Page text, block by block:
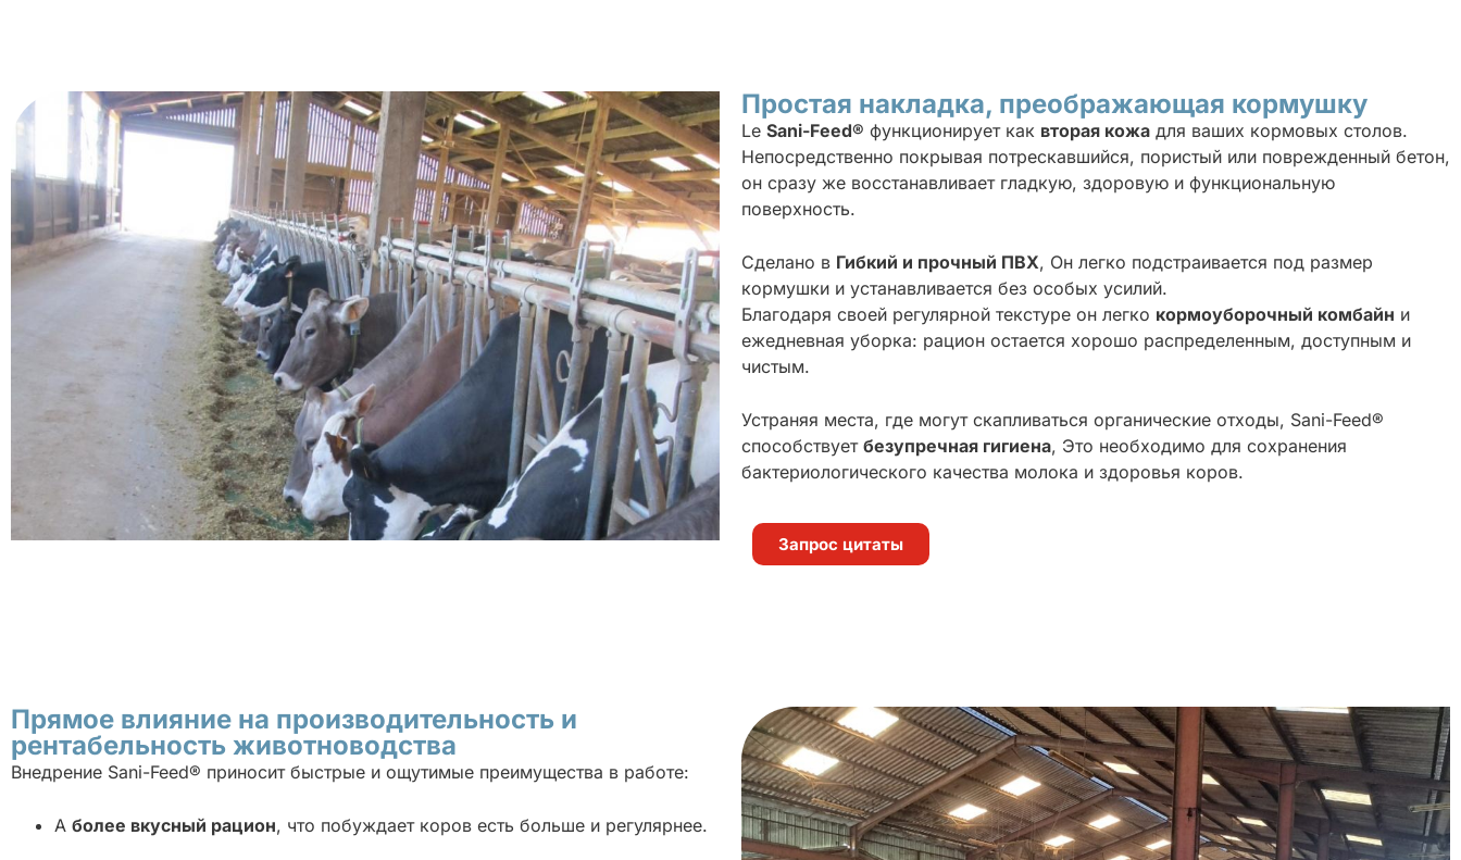
Простая накладка, преображающая кормушку
Le Sani-Feed® функционирует как вторая кожа для ваших кормовых столов.
Непосредственно покрывая потрескавшийся, пористый или поврежденный бетон,
он сразу же восстанавливает гладкую, здоровую и функциональную
поверхность.
Сделано в Гибкий и прочный ПВХ, Он легко подстраивается под размер
кормушки и устанавливается без особых усилий.
Благодаря своей регулярной текстуре он легко кормоуборочный комбайн и
ежедневная уборка: рацион остается хорошо распределенным, доступным и
чистым.
Устраняя места, где могут скапливаться органические отходы, Sani-Feed®
способствует безупречная гигиена, Это необходимо для сохранения
бактериологического качества молока и здоровья коров.
Запрос цитаты
Прямое влияние на производительность и
рентабельность животноводства
Внедрение Sani-Feed® приносит быстрые и ощутимые преимущества в работе:
A более вкусный рацион, что побуждает коров есть больше и регулярнее.